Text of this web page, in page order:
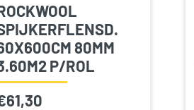
80MM
P/ROL
61,30